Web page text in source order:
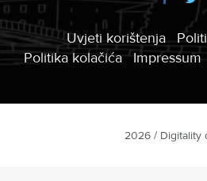
Uvjeti korištenja
Politika kolačića
Impressum
2026 / Digitality